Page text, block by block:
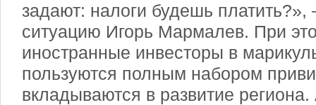
задают: налоги будешь платить?»,
ситуацию Игорь Мармалев. При
иностранные инвесторы в
пользуются полным набором
вкладываются в развитие